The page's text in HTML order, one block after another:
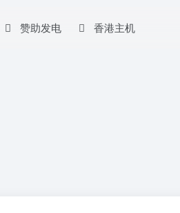
赞助发电 香港主机